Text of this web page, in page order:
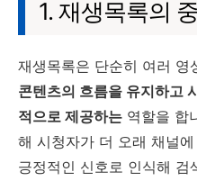
1. 재생목록의
재생목록은 단순히 여러 영
콘텐츠의 흐름을 유지하고
적으로 제공하는 역할을 합
해 시청자가 더 오래 채널
긍정적인 신호로 인식해 검